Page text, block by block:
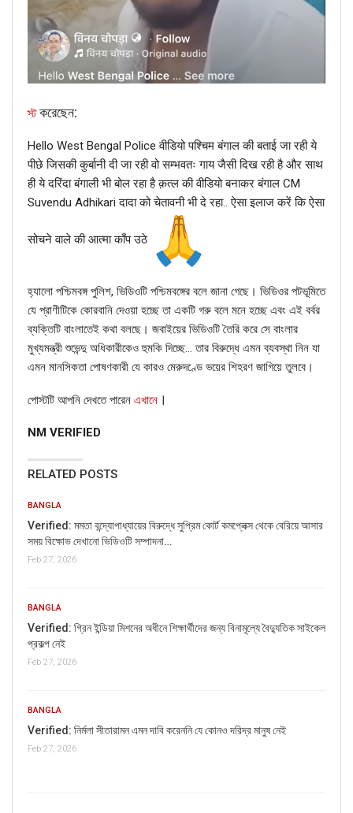
FACT CHECK
NewsMobile fact-checked the above image and found
the claim attached to the picture to be false.
found that a tweet by newswire ANI dated Nov 2, 2019.
As per the tweet, Telangana police arrested five persons
for cheating the public in the guise of exchanging Rs
2,000 denomination currency notes.
The tweet read, ” Telangana: Khammam police today
exchanging Rs. 2,000 denomination currency notes and
offering 20% commission. 320 bundles of Rs. 2000
Telangana: Khammam police today arrested
five persons for cheating public in guise of
320 bundles of Rs. 2000 denomination fake
স্ট করেছেন:
Hello West Bengal Police वीडियो पश्चिम बंगाल की बताई जा रही ये
पीछे जिसकी कुर्बानी दी जा रही वो सम्भवतः गाय जैसी दिख रही है और साथ
ही ये दरिंदा बंगाली भी बोल रहा है क़त्ल की वीडियो बनाकर बंगाल CM
Suvendu Adhikari दादा को चेतावनी भी दे रहा.. ऐसा इलाज करें कि ऐसा
सोचने वाले की आत्मा काँप उठे
হ্যালো পশ্চিমবঙ্গ পুলিশ, ভিডিওটি পশ্চিমবঙ্গের বলে জানা গেছে। ভিডিওর পটভূমিতে
যে প্রাণীটিকে কোরবানি দেওয়া হচ্ছে তা একটি গরু বলে মনে হচ্ছে এবং এই বর্বর
ব্যক্তিটি বাংলাতেই কথা বলছে। জবাইয়ের ভিডিওটি তৈরি করে সে বাংলার
মুখ্যমন্ত্রী শুভেন্দু অধিকারীকেও হুমকি দিচ্ছে… তার বিরুদ্ধে এমন ব্যবস্থা নিন যা
এমন মানসিকতা পোষণকারী যে কারও মেরুদণ্ডে ভয়ের শিহরণ জাগিয়ে তুলবে।
পোস্টটি আপনি দেখতে পারেন এখানে ।
NM VERIFIED
RELATED POSTS
BANGLA
Verified: মমতা বন্দ্যোপাধ্যায়ের বিরুদ্ধে সুপ্রিম কোর্ট কমপ্লেক্স থেকে বেরিয়ে আসার
সময় বিক্ষোভ দেখানো ভিডিওটি সম্পাদনা…
Feb 27, 2026
BANGLA
Verified: গ্রিন ইন্ডিয়া মিশনের অধীনে শিক্ষার্থীদের জন্য বিনামূল্যে বৈদ্যুতিক সাইকেল
প্রকল্প নেই
Feb 27, 2026
BANGLA
Verified: নির্মলা সীতারামন এমন দাবি করেননি যে কোনও দরিদ্র মানুষ নেই
Feb 27, 2026